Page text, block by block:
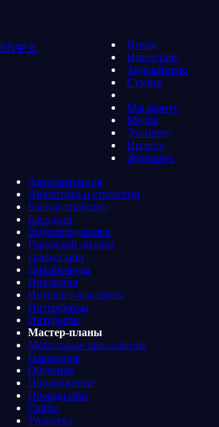
EN中文
Новое
Инвентарь
Задизайнено
Студия
Магазинус
Медиа
Экспресс
Иронов
Журналус
Автоматизация
Аналитика и стратегии
Благоустройство
Брендинг
Видеопродакшен
Городской дизайн
Графдизайн
Дизайн-коды
Инклюзия
Интернет-магазины
Интерфейсы
Интерьеры
Мастер-планы
Мобильные приложения
Навигация
Обучение
Продвижение
Промдизайн
Сайты
Упаковка